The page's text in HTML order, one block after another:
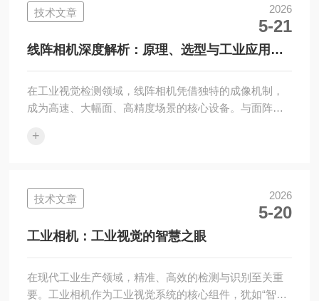
圆上的微小缺陷、杂质以及图案的偏差。其工作原理是
利用高倍率光学镜头将晶圆表面成像在高分辨率的图像
传感器上，再通过先进的图像处理算法对图像进行分析
和识别。在晶圆制造的光刻环节，晶圆检测相机发...
技术文章 2026
5-21
线阵相机深度解析：原理、选型与工业应用全
在工业视觉检测领域，线阵相机凭借独特的成像机制，
成为高速、大幅面、高精度场景的核心设备。与面阵相
式，适配连续运动与超长尺寸检测需求，广泛渗透于半
相机的关键知识与实践要点。一、核心原理：线性扫
描，动态成像线阵相机的本质是“线性传感器+运动同
步”的成像系统，核心差异于面阵相机的二维像素阵列，
其传感器仅为单行或少数几行像素(彩色型号多为...
+
技术文章 2026
5-20
工业相机：工业视觉的智慧之眼
在现代工业生产领域，精准、高效的检测与识别至关重
要。工业相机作为工业视觉系统的核心组件，犹如“智慧